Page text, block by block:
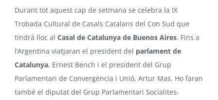
Durant tot aquest cap de setmana se celebra la IX
Trobada Cultural de Casals Catalans del Con Sud que
tindrà lloc al Casal de Catalunya de Buenos Aires. Fins a
l’Argentina viatjaran el president del parlament de
Catalunya, Ernest Bench i el president del Grup
Parlamentari de Convergència i Unió, Artur Mas. Ho faran
també el diputat del Grup Parlamentari Socialites-